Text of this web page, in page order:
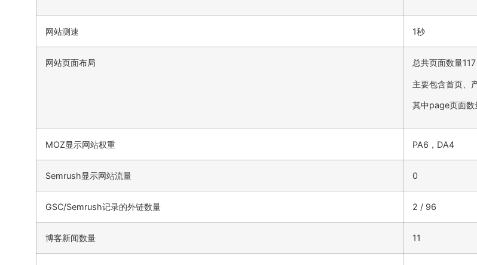
网站测速 1秒
网站页面布局 总共页面数量117
主要包含首页、
其中page页面数
MOZ显示网站权重 PA6，DA4
Semrush显示网站流量 0
GSC/Semrush记录的外链数量 2 / 96
博客新闻数量 11